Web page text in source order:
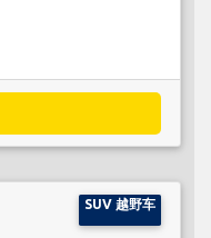
SUV 越野车